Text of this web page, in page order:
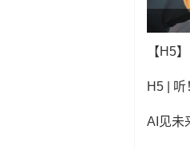
H5 |
AI见未